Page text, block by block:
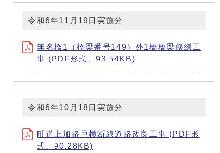
令和6年11月19日実施分
無名橋1（橋梁番号149）外1橋橋梁修繕工
事 (PDF形式、93.54KB)
令和6年10月18日実施分
町道上加路戸横断線道路改良工事 (PDF形
式、90.28KB)